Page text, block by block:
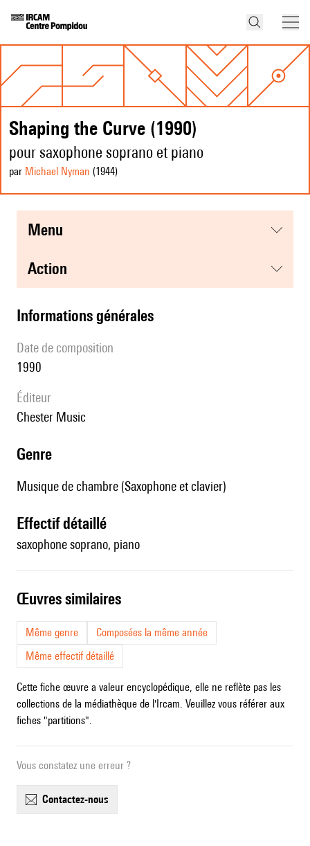
Shaping the Curve (1990)
pour saxophone soprano et piano
par Michael Nyman (1944)
menu
action
informations générales
date de composition
1990
éditeur
Chester Music
genre
Musique de chambre (Saxophone et clavier)
effectif détaillé
saxophone soprano, piano
œuvres similaires
Même genre
Composées la même année
Même effectif détaillé
Cette fiche œuvre a valeur encyclopédique, elle ne reflète pas les
collections de la médiathèque de l'Ircam. Veuillez vous référer aux
fiches "partitions".
Vous constatez une erreur ?
contactez-nous